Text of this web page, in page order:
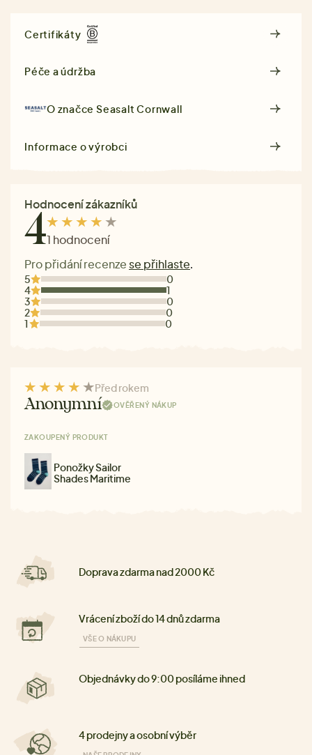
Certifikáty
Péče a údržba
O značceSeasalt Cornwall
Informace o výrobci
Hodnocení zákazníků
41 hodnocení
Pro přidání recenze se přihlaste.
5
0
4
1
3
0
2
0
1
0
Před rokem
Anonymní OVĚŘENÝ NÁKUP
ZAKOUPENÝ PRODUKT
Ponožky Sailor
Shades Maritime
Doprava zdarma nad 2000 Kč
Vrácení zboží do 14 dnů zdarma
VŠE O NÁKUPU
Objednávky do 9:00 posíláme ihned
4 prodejny a osobní výběr